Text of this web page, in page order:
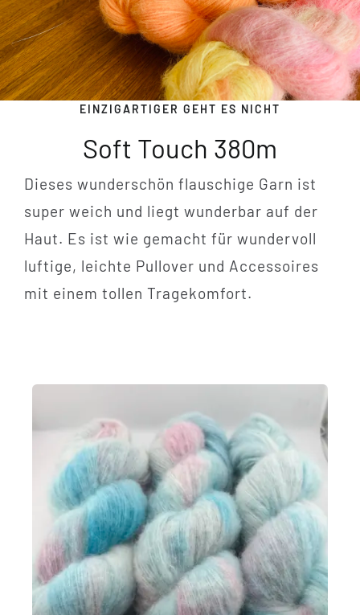
Tipps & Infos
Münster Yarn
Wollfestivals
EINZIGARTIGER GEHT ES NICHT
Soft Touch 380m
Dieses wunderschön flauschige Garn ist
super weich und liegt wunderbar auf der
Haut. Es ist wie gemacht für wundervoll
luftige, leichte Pullover und Accessoires
mit einem tollen Tragekomfort.